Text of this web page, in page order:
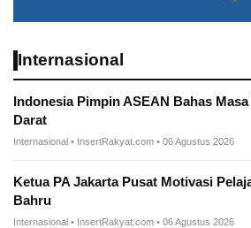
Internasional
Indonesia Pimpin ASEAN Bahas
Darat
Internasional • InsertRakyat.com • 06 Agustus 2026
Ketua PA Jakarta Pusat Motivasi
Bahru
Internasional • InsertRakyat.com • 06 Agustus 2026